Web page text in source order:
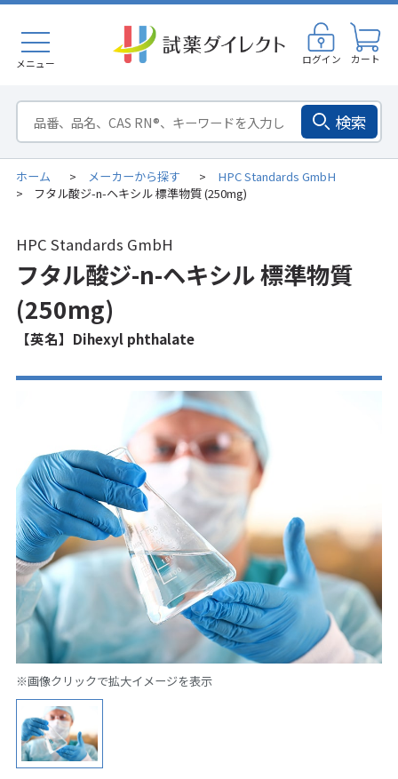
メニュー ログイン カート
検索
ホーム > メーカーから探す > HPC Standards GmbH
> フタル酸ジ-n-ヘキシル 標準物質 (250mg)
HPC Standards GmbH
フタル酸ジ-n-ヘキシル 標準物質
(250mg)
【英名】Dihexyl phthalate
※画像クリックで拡大イメージを表示